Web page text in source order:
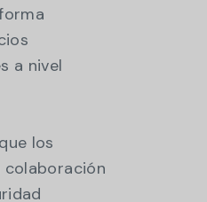
a nivel
los